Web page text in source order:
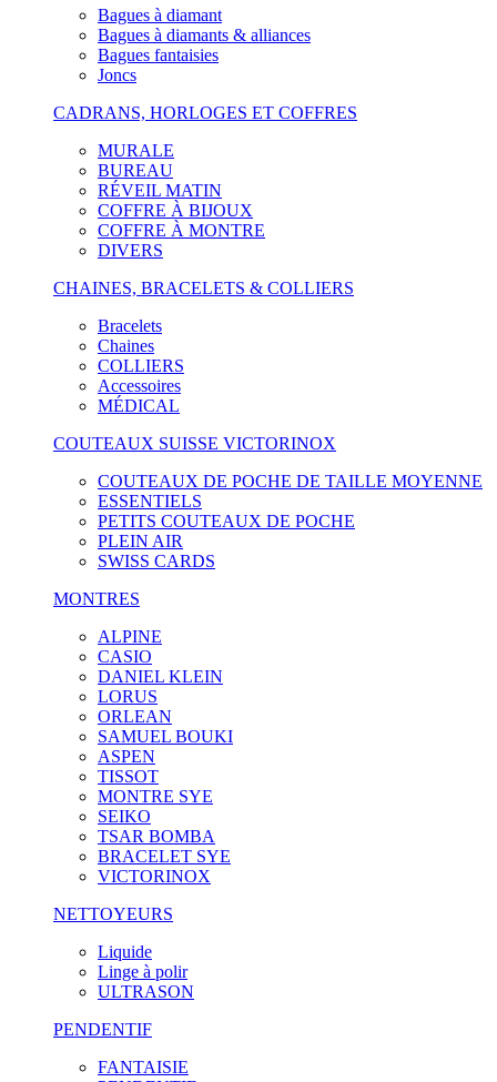
Bagues à diamant
Bagues à diamants & alliances
Bagues fantaisies
Joncs
CADRANS, HORLOGES ET COFFRES
MURALE
BUREAU
RÉVEIL MATIN
COFFRE À BIJOUX
COFFRE À MONTRE
DIVERS
CHAINES, BRACELETS & COLLIERS
Bracelets
Chaines
COLLIERS
Accessoires
MÉDICAL
COUTEAUX SUISSE VICTORINOX
COUTEAUX DE POCHE DE TAILLE MOYENNE
ESSENTIELS
PETITS COUTEAUX DE POCHE
PLEIN AIR
SWISS CARDS
MONTRES
ALPINE
CASIO
DANIEL KLEIN
LORUS
ORLEAN
SAMUEL BOUKI
ASPEN
TISSOT
MONTRE SYE
SEIKO
TSAR BOMBA
BRACELET SYE
VICTORINOX
NETTOYEURS
Liquide
Linge à polir
ULTRASON
PENDENTIF
FANTAISIE